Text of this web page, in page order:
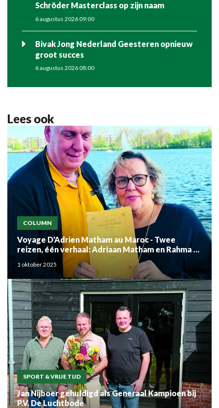
Schröder Masterclass op zijn naam
6 augustus 2026 09:00
Bivak Jong Nederland Geesteren opnieuw
groot succes
6 augustus 2026 08:00
Lees ook
COLUMN
Voyage D'Adrien Matham au Maroc - Twee
reizen, één verhaal: Adriaan Matham en Rahma el
Mouden
1 oktober 2025
SPORT & VRIJE TIJD
Jan Nijboer gehuldigd als Generaal Kampioen bij
P.V. De Luchtbode